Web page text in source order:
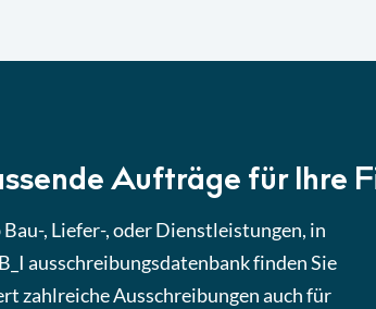
Aufträge für Ihre
Bau-, Liefer-, oder Dienstleistungen, in
ausschreibungsdatenbank finden Sie
zahlreiche Ausschreibungen auch für